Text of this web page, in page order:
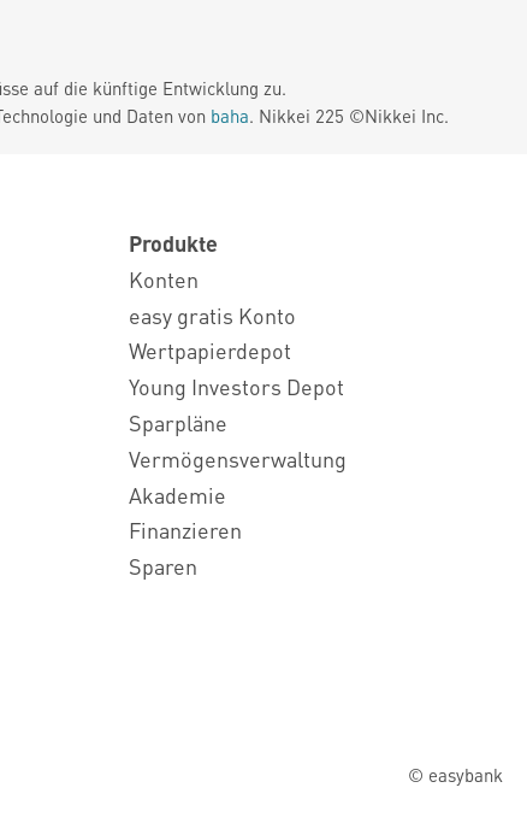
auf die künftige Entwicklung zu.
und Daten von baha. Nikkei 225 ©Nikkei Inc.
Produkte
Konten
easy gratis Konto
Wertpapierdepot
Young Investors Depot
Sparpläne
Vermögensverwaltung
Akademie
Finanzieren
Sparen
© easybank